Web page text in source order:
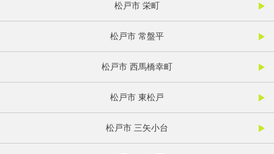
松戸市 栄町
松戸市 常盤平
松戸市 西馬橋幸町
松戸市 東松戸
松戸市 三矢小台